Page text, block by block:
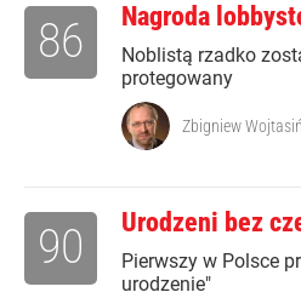
Nagroda
Noblistą rzadko
protegowany
86
Zbigniew
Urodzeni bez
Pierwszy w Polsce
urodzenie"
90